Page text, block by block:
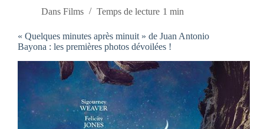
Dans Films Temps de lecture 1 min
« Quelques minutes après minuit » de Juan Antonio
Bayona : les premières photos dévoilées !